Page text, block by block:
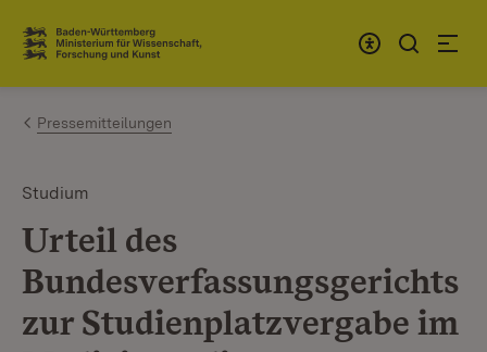
Zum Inhalt springen
Link zur Startseite
Pressemitteilungen
Studium
Urteil des
Bundesverfassungsgerichts
zur Studienplatzvergabe im